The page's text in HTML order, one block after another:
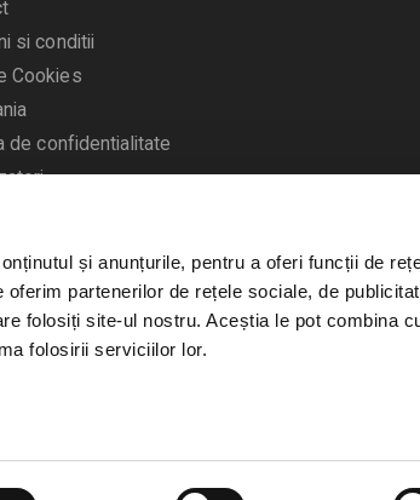
și anunțurile, pentru a oferi funcții de
partenerilor de rețele sociale, de
folosiți site-ul nostru. Aceștia le pot combina
folosirii serviciilor lor.
si conditii
Cookies
de confidentialitate